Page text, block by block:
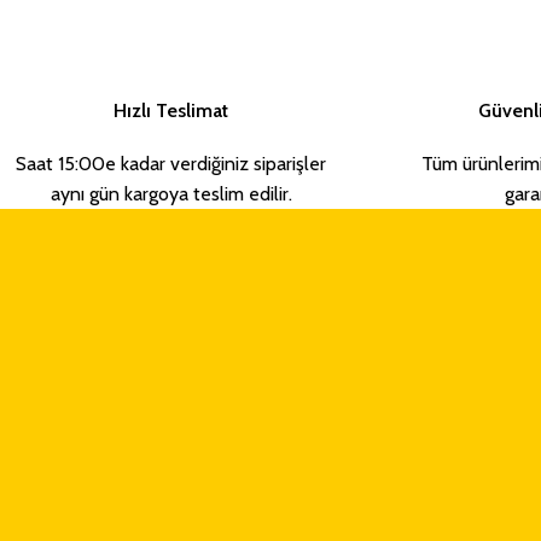
Hızlı Teslimat
Saat 15:00e kadar verdiğiniz siparişler
aynı gün kargoya teslim edilir.
Tüm